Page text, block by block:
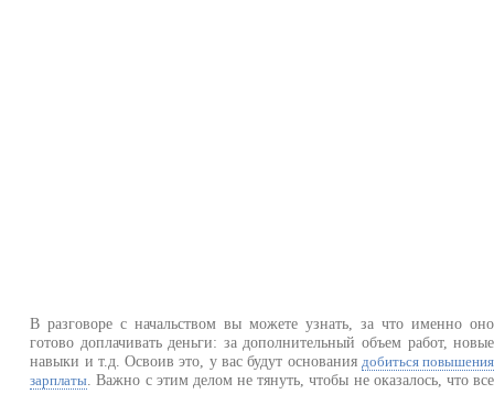
В разговоре с начальством вы можете узнать, за что именно оно
готово доплачивать деньги: за дополнительный объем работ, новые
навыки и т.д. Освоив это, у вас будут основания добиться повышения
зарплаты . Важно с этим делом не тянуть, чтобы не оказалось, что все